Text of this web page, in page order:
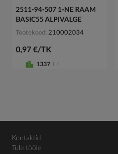
2511-94-507 1-NE RAAM
BASIC55 ALPIVALGE
Tootekood 210002034
0,97 €/TK
1337 TK
Kontaktid
Tule tööle